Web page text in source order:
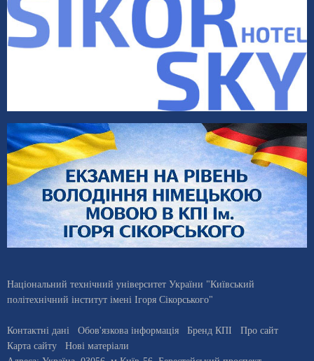
Національний технічний університет України "Київський
політехнічний інститут імені Ігоря Сікорського"
Контактні дані Обов'язкова інформація Бренд КПІ
Про сайт
Карта сайту
Нові матеріали